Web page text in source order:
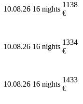
10.08.26 16 nights
1138
€
10.08.26 16 nights
1334
€
10.08.26 16 nights
1433
€